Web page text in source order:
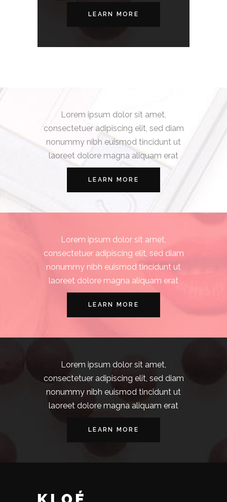
LEARN MORE
Lorem ipsum dolor sit amet,
consectetuer adipiscing elit, sed diam
nonummy nibh euismod tincidunt ut
laoreet dolore magna aliquam erat
LEARN MORE
Lorem ipsum dolor sit amet,
consectetuer adipiscing elit, sed diam
nonummy nibh euismod tincidunt ut
laoreet dolore magna aliquam erat
LEARN MORE
Lorem ipsum dolor sit amet,
consectetuer adipiscing elit, sed diam
nonummy nibh euismod tincidunt ut
laoreet dolore magna aliquam erat
LEARN MORE